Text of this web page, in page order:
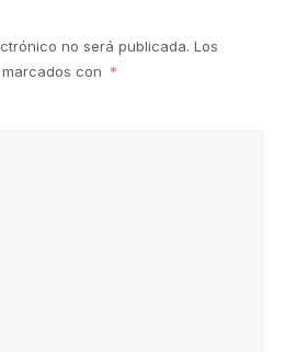
no será publicada. Los
con *